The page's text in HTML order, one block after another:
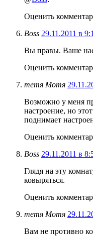
Оценить
Boss 29.11.2011 в
Вы правы. Ваше
Оценить
тетя Мотя
Возможно у меня
настроение, но
поднимает
Оценить
Boss 29.11.2011 в
Глядя на эту
ковыряться.
Оценить
тетя Мотя
Вам не противно